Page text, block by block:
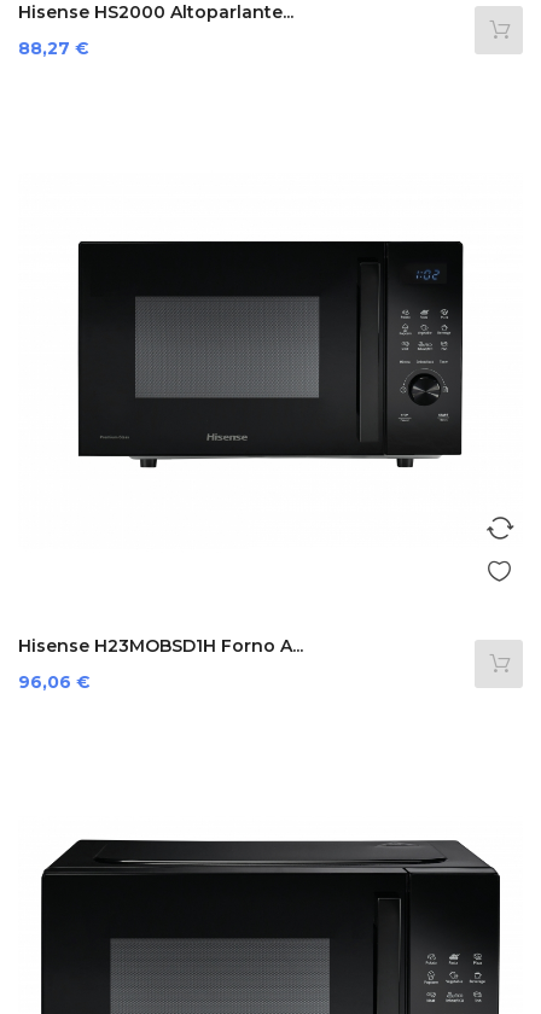
Hisense HS2000 Altoparlante...
Prezzo
88,27 €
Hisense H23MOBSD1H Forno A...
Prezzo
96,06 €